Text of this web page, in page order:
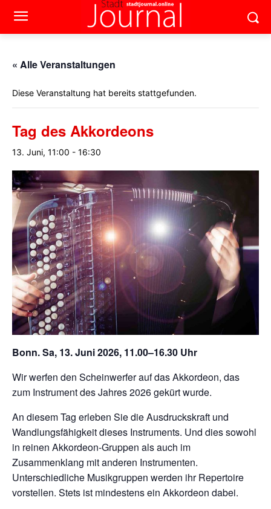
« Alle Veranstaltungen
Diese Veranstaltung hat bereits stattgefunden.
Tag des Akkordeons
13. Juni, 11:00 - 16:30
Bonn. Sa, 13. Juni 2026, 11.00–16.30 Uhr
Wir werfen den Scheinwerfer auf das Akkordeon, das
zum Instrument des Jahres 2026 gekürt wurde.
An diesem Tag erleben Sie die Ausdruckskraft und
Wandlungsfähigkeit dieses Instruments. Und dies sowohl
in reinen Akkordeon-Gruppen als auch im
Zusammenklang mit anderen Instrumenten.
Unterschiedliche Musikgruppen werden ihr Repertoire
vorstellen. Stets ist mindestens ein Akkordeon dabei.